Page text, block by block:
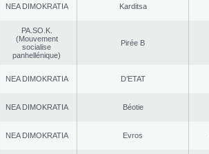
NEA DΙMOKRATIA Karditsa
PA.SO.K.
(Mouvement
socialise
panhellénique)
Pirée B
NEA DΙMOKRATIA D’ETAT
NEA DΙMOKRATIA Béotie
NEA DΙMOKRATIA Evros